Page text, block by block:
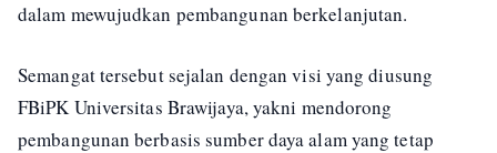
dalam mewujudkan pembangunan berkelanjutan.
Semangat tersebut sejalan dengan visi yang diusung
FBiPK Universitas Brawijaya, yakni mendorong
pembangunan berbasis sumber daya alam yang tetap